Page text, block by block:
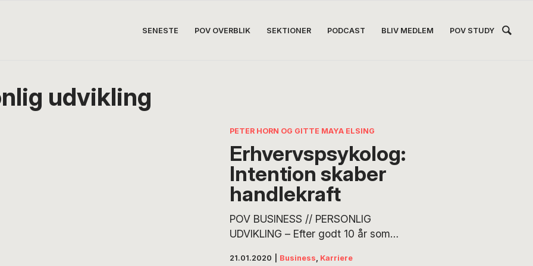
SENESTE POV OVERBLIK SEKTIONER PODCAST BLIV MEDLEM POV STUDY
udvikling
PETER HORN OG GITTE MAYA ELSING
Erhvervspsykolog:
Intention skaber
handlekraft
POV BUSINESS // PERSONLIG
UDVIKLING – Efter godt 10 år som
21.01.2020 Business Karriere